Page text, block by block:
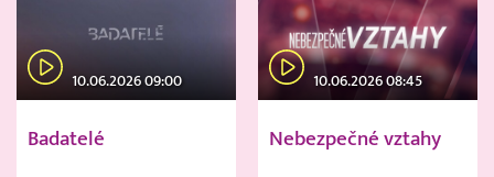
10.06.2026 09:00
Badatelé
10.06.2026 08:45
Nebezpečné vztahy